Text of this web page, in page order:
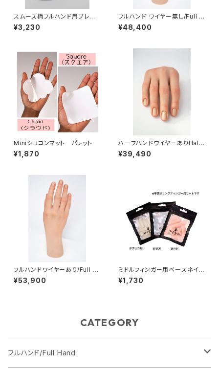
スムース柄フルハンド用ブレス
レットホルダー/Holder for Ful
l Hand
¥3,230
フルハンド ワイヤー無し/Full h
and non wire/Life like,Wint
er
¥48,400
Miniシリコンマット パレット
¥1,870
ハーフハンドワイヤーありHalf
Hand with wire/ Life Like ,
Winter
¥39,490
フルハンドワイヤーあり/Full ha
nd with wire/ Life Like ,Wi
nter
¥53,900
ミドルフィンガー用ベースネイル
チップ50枚セットTips for Mid
dle Finger
¥1,730
CATEGORY
フルハンド/Full Hand